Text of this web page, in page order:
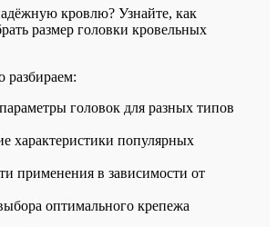
кровлю? Узнайте, как
размер головки кровельных
разбираем:
головок для разных типов
характеристики популярных
применения в зависимости от
оптимального крепежа